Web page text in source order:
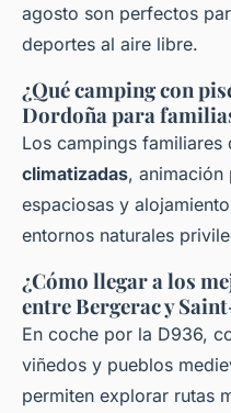
agosto son perfectos
deportes al aire libre.
¿Qué camping con
Dordoña para
Los campings
climatizadas, animación
espaciosas y
entornos naturales
¿Cómo llegar a los
entre Bergerac y
En coche por la D936,
viñedos y pueblos
permiten explorar rutas